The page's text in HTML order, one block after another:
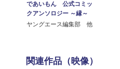
であいもん 公式コミッ
クアンソロジー ～縁～
ヤングエース編集部 他
関連作品（映像）